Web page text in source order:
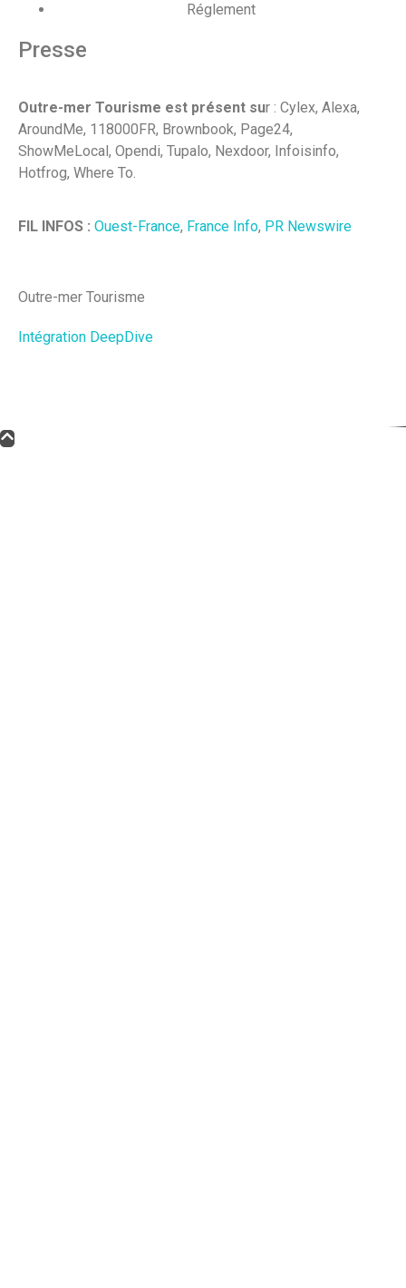
Réglement
Presse
Outre-mer Tourisme est présent sur : Cylex, Alexa,
AroundMe, 118000FR, Brownbook, Page24,
ShowMeLocal, Opendi, Tupalo, Nexdoor, Infoisinfo,
Hotfrog, Where To.
FIL INFOS : Ouest-France, France Info, PR Newswire
Outre-mer Tourisme
Intégration DeepDive